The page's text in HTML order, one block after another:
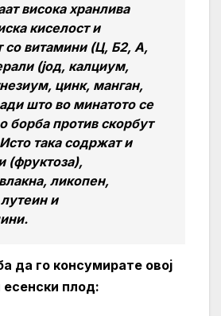
висока хранлива
киселост и
со витамини (Ц, Б2, А,
(јод, калциум,
цинк, манган,
што во минатото се
борба против скорбут
така содржат и
(фруктоза),
ликопен,
и
да го консумирате овој
есенски плод: